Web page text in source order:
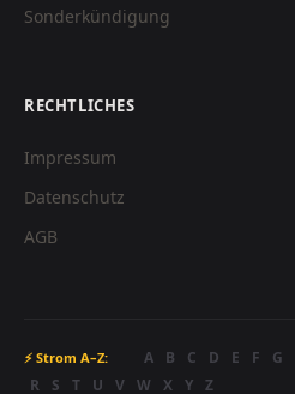
Sonderkündigung
RECHTLICHES
Impressum
Datenschutz
AGB
⚡ Strom A–Z: A B C D E F G
R
S T U V W X Y Z